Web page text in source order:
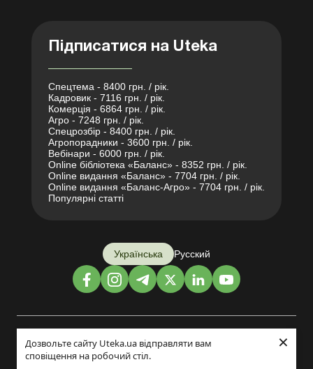
Дозвольте сайту Uteka.ua відправляти вам
сповіщення на робочий стіл.
×
Підписатися на Uteka
Спецтема - 8400 грн. / рік.
Кадровик - 7116 грн. / рік.
Комерція - 6864 грн. / рік.
Агро - 7248 грн. / рік.
Спецрозбір - 8400 грн. / рік.
Агропорадники - 3600 грн. / рік.
Вебінари - 6000 грн. / рік.
Online бібліотека «Баланс» - 8352 грн. / рік.
Online видання «Баланс» - 7704 грн. / рік.
Online видання «Баланс-Агро» - 7704 грн. / рік.
Популярні статті
Українська Русский
Дизайн і розробка: